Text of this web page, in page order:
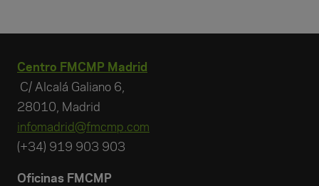
Centro FMCMP Madrid
C/ Alcalá Galiano 6,
28010, Madrid
infomadrid@fmcmp.com
(+34) 919 903 903
Oficinas FMCMP